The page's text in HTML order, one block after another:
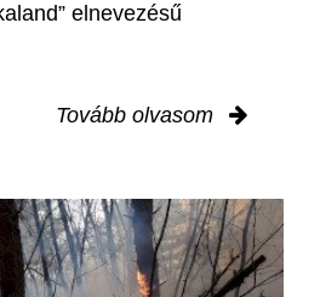
elnevezésű
Tovább olvasom